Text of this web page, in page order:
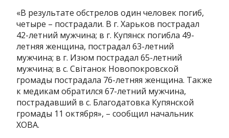
«В результате обстрелов один человек погиб,
четыре – пострадали. В г. Харьков пострадал
42-летний мужчина; в г. Купянск погибла 49-
летняя женщина, пострадал 63-летний
мужчина; в г. Изюм пострадал 65-летний
мужчина; в с. Світанок Новопокровской
громады пострадала 76-летняя женщина. Также
к медикам обратился 67-летний мужчина,
пострадавший в с. Благодатовка Купянской
громады 11 октября», – сообщил начальник
ХОВА.